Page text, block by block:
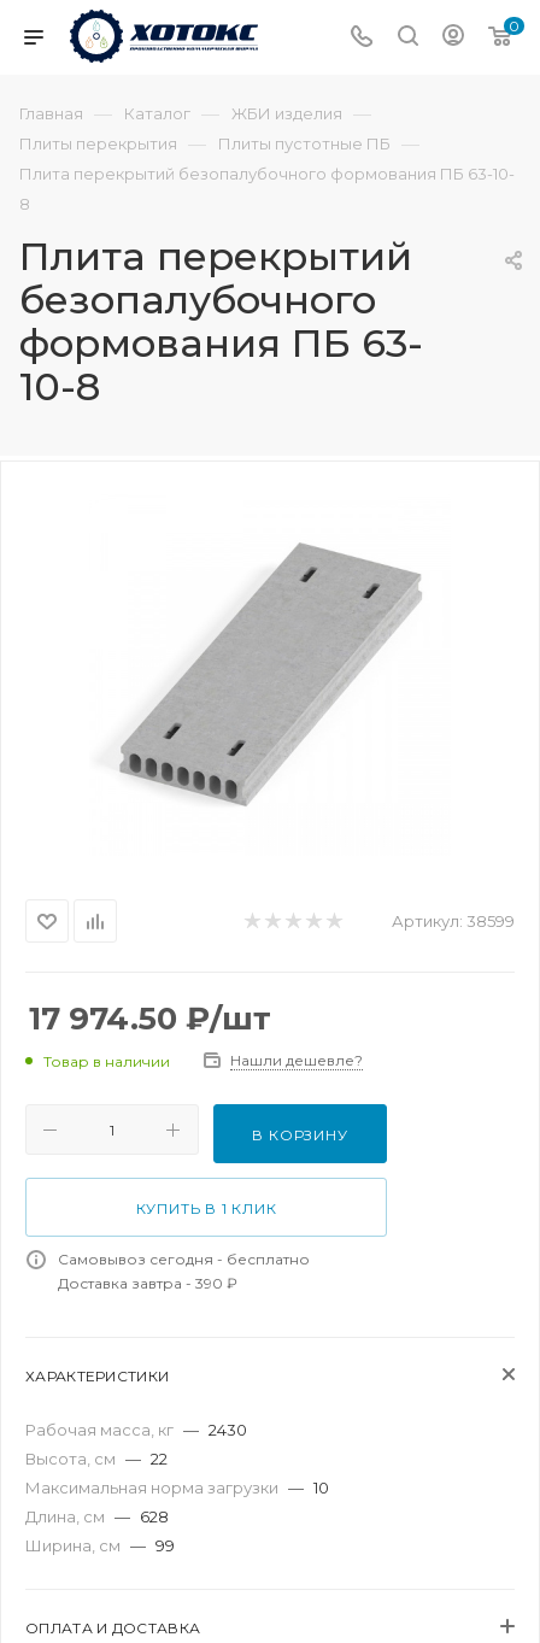
0
Главная — Каталог — ЖБИ изделия —
Плиты перекрытия — Плиты пустотные ПБ —
Плита перекрытий безопалубочного формования ПБ 63-10-
8
Плита перекрытий
безопалубочного
формования ПБ 63-
10-8
Артикул: 38599
17 974.50 ₽/шт
Товар в наличии Нашли дешевле?
В КОРЗИНУ
КУПИТЬ В 1 КЛИК
Самовывоз сегодня - бесплатно
Доставка завтра - 390 ₽
ХАРАКТЕРИСТИКИ
Рабочая масса, кг — 2430
Высота, см — 22
Максимальная норма загрузки — 10
Длина, см — 628
Ширина, см — 99
ОПЛАТА И ДОСТАВКА